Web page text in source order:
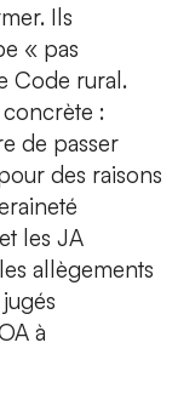
Ils
« pas
Code rural.
:
de passer
des raisons
les JA
allègements
à